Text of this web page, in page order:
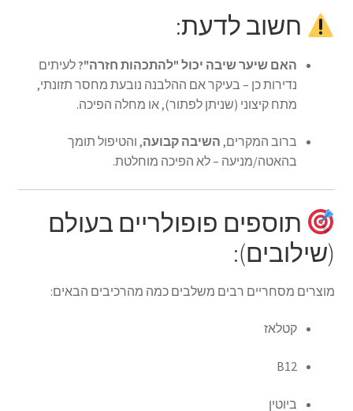
חשוב לדעת:
האם שיער שיבה יכול "להתכהות חזרה"?לעיתים
נדירות כן – בעיקר אם ההלבנה נובעת מחסר תזונתי,
מתח קיצוני (שניתן לפתור), או מחלה הפיכה.
ברוב המקרים, השיבה קבועה, והטיפול תומך
בהאטה/מניעה – לא הפיכה מוחלטת.
תוספים פופולריים בעולם
(שילובים):
מוצרים מסחריים רבים משלבים כמה מהרכיבים הבאים:
קטלאז
B12
ביוטין